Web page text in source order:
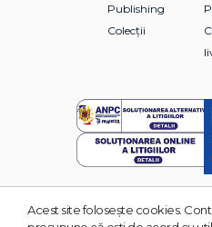
Publishing
Colecții
© 2026 Grupul Editorial
Acest site foloseşte cookies.